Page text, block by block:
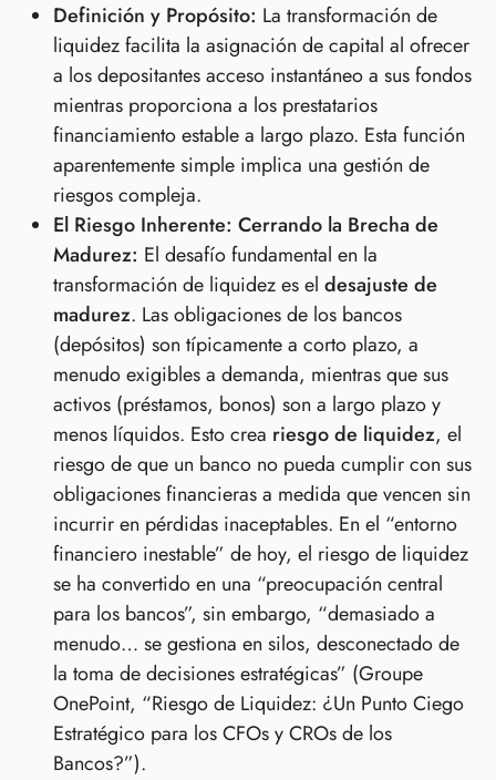
Definición y Propósito: La transformación de
liquidez facilita la asignación de capital al ofrecer
a los depositantes acceso instantáneo a sus fondos
mientras proporciona a los prestatarios
financiamiento estable a largo plazo. Esta función
aparentemente simple implica una gestión de
riesgos compleja.
El Riesgo Inherente: Cerrando la Brecha de
Madurez: El desafío fundamental en la
transformación de liquidez es el desajuste de
madurez. Las obligaciones de los bancos
(depósitos) son típicamente a corto plazo, a
menudo exigibles a demanda, mientras que sus
activos (préstamos, bonos) son a largo plazo y
menos líquidos. Esto crea riesgo de liquidez, el
riesgo de que un banco no pueda cumplir con sus
obligaciones financieras a medida que vencen sin
incurrir en pérdidas inaceptables. En el “entorno
financiero inestable” de hoy, el riesgo de liquidez
se ha convertido en una “preocupación central
para los bancos”, sin embargo, “demasiado a
menudo… se gestiona en silos, desconectado de
la toma de decisiones estratégicas” (Groupe
OnePoint, “Riesgo de Liquidez: ¿Un Punto Ciego
Estratégico para los CFOs y CROs de los
Bancos?”).